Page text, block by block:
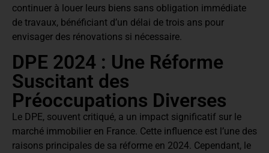
continuer à louer leurs biens sans obligation immédiate
de travaux, bénéficiant d’un délai de trois ans pour
envisager des rénovations si nécessaire.
DPE 2024 : Une Réforme
Suscitant des
Préoccupations Diverses
Le DPE, souvent critiqué, a un impact significatif sur le
marché immobilier en France. Cette influence est l’une des
raisons principales de sa réforme en 2024. Cependant, le